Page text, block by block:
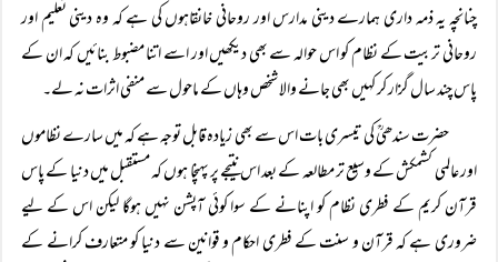
چنانچہ یہ ذمہ داری ہمارے دینی مدارس اور روحانی خانقاہوں کی ہے کہ وہ دینی تعلیم اور
روحانی تربیت کے نظام کو اس حوالہ سے بھی دیکھیں اور اسے اتنا مضبوط بنائیں کہ ان کے
پاس چند سال گزار کر کہیں بھی جانے والا شخص وہاں کے ماحول سے منفی اثرات نہ لے۔
حضرت سندھیؒ کی تیسری بات اس سے بھی زیادہ قابل توجہ ہے کہ میں سارے نظاموں
اور عالمی کشمکش کے وسیع تر مطالعہ کے بعد اس نتیجے پر پہنچا ہوں کہ مستقبل میں دنیا کے پاس
قرآن کریم کے فطری نظام کو اپنانے کے سوا کوئی آپشن نہیں ہوگا لیکن اس کے لیے
ضروری ہے کہ قرآن و سنت کے فطری احکام و قوانین سے دنیا کو متعارف کرانے کے